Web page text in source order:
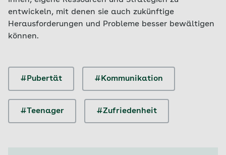
entwickeln, mit denen sie auch zukünftige
Herausforderungen und Probleme besser bewältigen
können.
#Pubertät #Kommunikation
#Teenager #Zufriedenheit